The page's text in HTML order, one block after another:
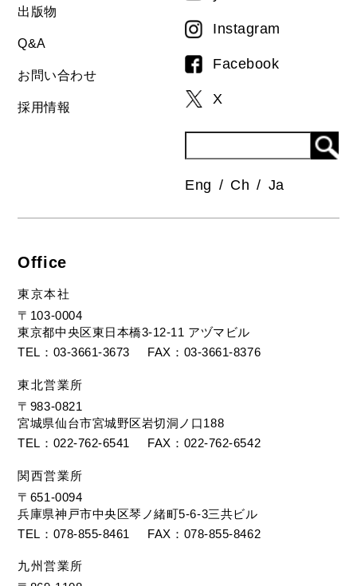
出版物
Q&A
お問い合わせ
採用情報
Instagram
Facebook
X
Eng Ch Ja
Office
東京本社
〒103-0004
東京都中央区東日本橋3-12-11 アヅマビル
TEL
03-3661-3673 FAX 03-3661-8376
東北営業所
〒983-0821
宮城県仙台市宮城野区岩切洞ノ口188
TEL
022-762-6541 FAX 022-762-6542
関西営業所
〒651-0094
兵庫県神戸市中央区琴ノ緒町5-6-3三共ビル
TEL
078-855-8461 FAX 078-855-8462
九州営業所